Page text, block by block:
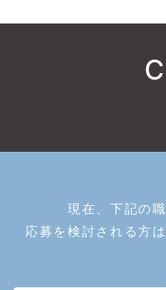
現在、下記の
応募を検討される方